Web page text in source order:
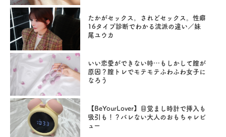
たかがセックス。されどセックス。性癖
16タイプ診断でわかる流派の違い／妹
尾ユウカ
いい恋愛ができない時…もしかして膣が
原因？膣トレでモテモテふわふわ女子に
なろう
【BeYourLover】目覚まし時計で挿入も
吸引も！？バレない大人のおもちゃレビ
ュー